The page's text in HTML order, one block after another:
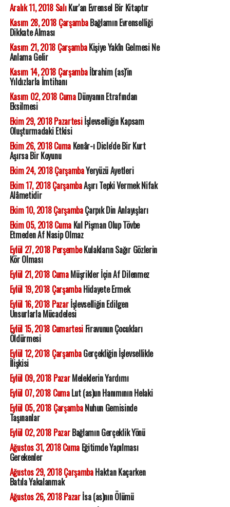
Aralık 11, 2018 SalıKur'an Evrensel Bir Kitaptır
Kasım 28, 2018 ÇarşambaBağlamın Evrenselliği
Dikkate Alması
Kasım 21, 2018 ÇarşambaKişiye Yakîn Gelmesi Ne
Anlama Gelir
Kasım 14, 2018 Çarşambaİbrahim (as)'in
Yıldızlarla İmtihanı
Kasım 02, 2018 CumaDünyanın Etrafından
Eksilmesi
Ekim 29, 2018 Pazartesiİşlevselliğin Kapsam
Oluşturmadaki Etkisi
Ekim 26, 2018 CumaKenâr-ı Dicle'de Bir Kurt
Aşırsa Bir Koyunu
Ekim 24, 2018 ÇarşambaYeryüzü Ayetleri
Ekim 17, 2018 ÇarşambaAşırı Tepki Vermek Nifak
Alâmetidir
Ekim 10, 2018 ÇarşambaÇarpık Din Anlayışları
Ekim 05, 2018 CumaKul Pişman Olup Tövbe
Etmeden Af Nasip Olmaz
Eylül 27, 2018 PerşembeKulakların Sağır Gözlerin
Kör Olması
Eylül 21, 2018 CumaMüşrikler İçin Af Dilenmez
Eylül 19, 2018 ÇarşambaHidayete Ermek
Eylül 16, 2018 Pazarİşlevselliğin Edilgen
Unsurlarla Mücadelesi
Eylül 15, 2018 CumartesiFiravunun Çocukları
Öldürmesi
Eylül 12, 2018 ÇarşambaGerçekliğin İşlevsellikle
İlişkisi
Eylül 09, 2018 PazarMeleklerin Yardımı
Eylül 07, 2018 CumaLut (as)un Hanımının Helaki
Eylül 05, 2018 ÇarşambaNuhun Gemisinde
Taşınanlar
Eylül 02, 2018 PazarBağlamın Gerçeklik Yönü
Ağustos 31, 2018 CumaEğitimde Yapılması
Gerekenler
Ağustos 29, 2018 ÇarşambaHaktan Kaçarken
Batıla Yakalanmak
Ağustos 26, 2018 Pazarİsa (as)nın Ölümü